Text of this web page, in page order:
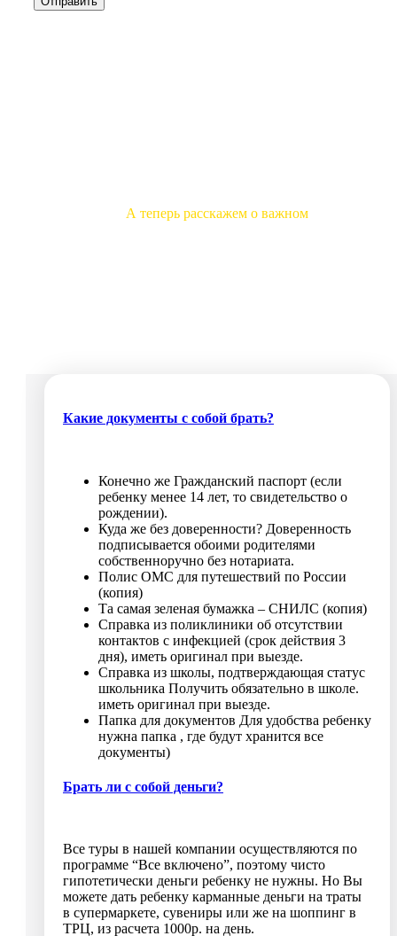
А теперь расскажем о важном
Какие документы с собой брать?
Конечно же Гражданский паспорт (если
ребенку менее 14 лет, то свидетельство о
рождении).
Куда же без доверенности? Доверенность
подписывается обоими родителями
собственноручно без нотариата.
Полис ОМС для путешествий по России
(копия)
Та самая зеленая бумажка – СНИЛС (копия)
Справка из поликлиники об отсутствии
контактов с инфекцией (срок действия 3
дня), иметь оригинал при выезде.
Справка из школы, подтверждающая статус
школьника Получить обязательно в школе.
иметь оригинал при выезде.
Папка для документов Для удобства ребенку
нужна папка , где будут хранится все
документы)
Брать ли с собой деньги?
Все туры в нашей компании осуществляются по
программе “Все включено”, поэтому чисто
гипотетически деньги ребенку не нужны. Но Вы
можете дать ребенку карманные деньги на траты
в супермаркете, сувениры или же на шоппинг в
ТРЦ, из расчета 1000р. на день.